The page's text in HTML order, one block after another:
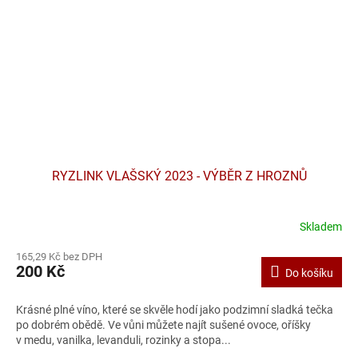
RYZLINK VLAŠSKÝ 2023 - VÝBĚR Z HROZNŮ
Skladem
165,29 Kč bez DPH
200 Kč Do košíku
Krásné plné víno, které se skvěle hodí jako podzimní sladká tečka
po dobrém obědě. Ve vůni můžete najít sušené ovoce, oříšky
v medu, vanilka, levanduli, rozinky a stopa...